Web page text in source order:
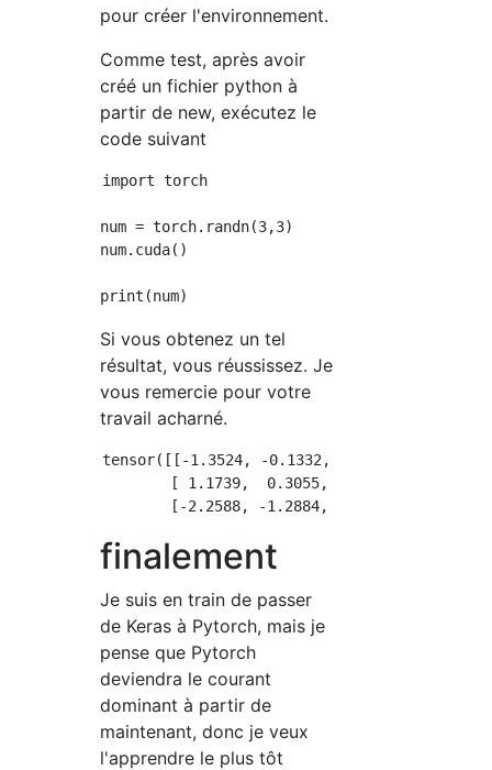
pour créer l'environnement.
Comme test, après avoir
créé un fichier python à
partir de new, exécutez le
code suivant
import torch
num = torch.randn(3,3)
num.cuda()
Si vous obtenez un tel
résultat, vous réussissez. Je
vous remercie pour votre
travail acharné.
tensor([[-1.3524, -0.1332, -1.7219],
        [ 1.1739,  0.3055,  1.4518],
finalement
Je suis en train de passer
de Keras à Pytorch, mais je
pense que Pytorch
deviendra le courant
dominant à partir de
maintenant, donc je veux
l'apprendre le plus tôt